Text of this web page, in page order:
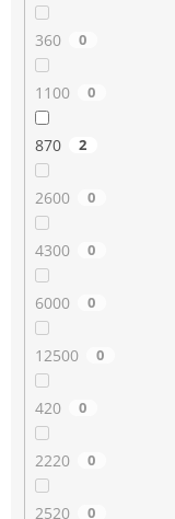
360 0
1100 0
870 2
2600 0
4300 0
6000 0
12500 0
420 0
2220 0
2520 0